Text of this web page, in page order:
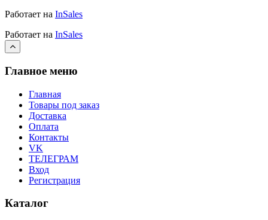
Работает на InSales
Работает на InSales
Главное меню
Главная
Товары под заказ
Доставка
Оплата
Контакты
VK
ТЕЛЕГРАМ
Вход
Регистрация
Каталог